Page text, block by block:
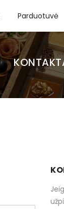
Parduotuvė